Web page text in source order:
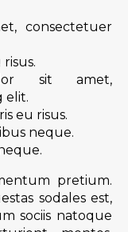
consectetuer
sit amet,
elit.
eu risus.
neque.
pretium.
sodales est,
sociis natoque